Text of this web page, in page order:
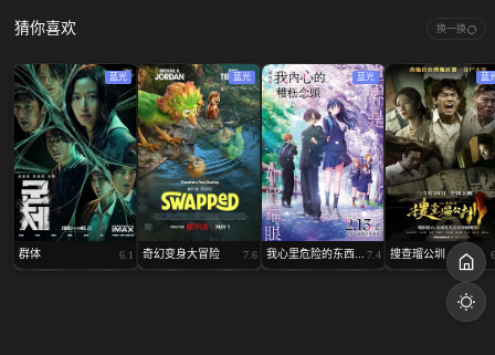
猜你喜欢 换一换
蓝光
群体 6.1
蓝光
奇幻变身大冒险 7.6
蓝光
我心里危险的东西... 7.4
蓝
搜查瑠公圳